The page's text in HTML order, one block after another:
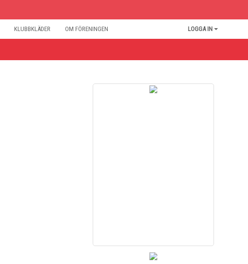
KLUBBKLÄDER OM FÖRENINGEN LOGGA IN